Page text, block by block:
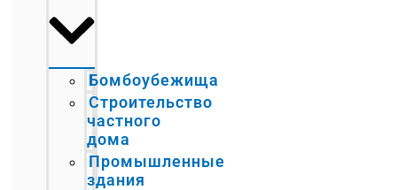
Бомбоубежища
Строительство
частного
дома
Промышленные
здания